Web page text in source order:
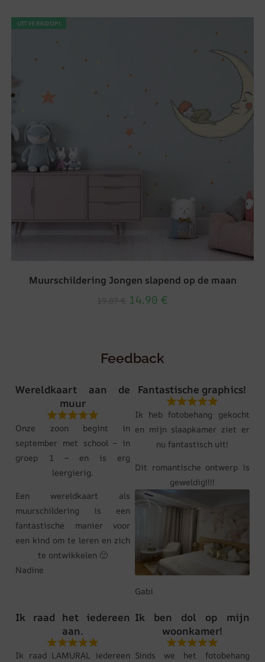
UITVERKOOP!
Muurschildering Jongen slapend op de maan
14.90 €
Feedback
Wereldkaart aan de
muur
Onze zoon begint in
september met school – in
groep 1 – en is erg
leergierig.
Een wereldkaart als
muurschildering is een
fantastische manier voor
een kind om te leren en zich
te ontwikkelen 🙂
Nadine
Fantastische graphics!
Ik heb fotobehang gekocht
en mijn slaapkamer ziet er
nu fantastisch uit!
Dit romantische ontwerp is
geweldig!!!!
Gabi
Ik raad het iedereen
aan.
Ik raad LAMURAL iedereen
Ik ben dol op mijn
woonkamer!
Sinds we het fotobehang